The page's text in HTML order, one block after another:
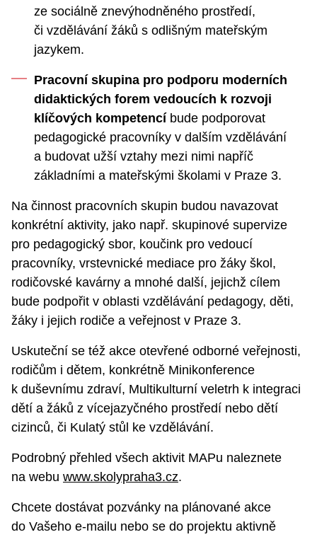
ze sociálně znevýhodněného prostředí,
či vzdělávání žáků s odlišným mateřským
jazykem.
Pracovní skupina pro podporu moderních
didaktických forem vedoucích k rozvoji
klíčových kompetencí bude podporovat
pedagogické pracovníky v dalším vzdělávání
a budovat užší vztahy mezi nimi napříč
základními a mateřskými školami v Praze 3.
Na činnost pracovních skupin budou navazovat
konkrétní aktivity, jako např. skupinové supervize
pro pedagogický sbor, koučink pro vedoucí
pracovníky, vrstevnické mediace pro žáky škol,
rodičovské kavárny a mnohé další, jejichž cílem
bude podpořit v oblasti vzdělávání pedagogy, děti,
žáky i jejich rodiče a veřejnost v Praze 3.
Uskuteční se též akce otevřené odborné veřejnosti,
rodičům i dětem, konkrétně Minikonference
k duševnímu zdraví, Multikulturní veletrh k integraci
dětí a žáků z vícejazyčného prostředí nebo dětí
cizinců, či Kulatý stůl ke vzdělávání.
Podrobný přehled všech aktivit MAPu naleznete
na webu www.skolypraha3.cz.
Chcete dostávat pozvánky na plánované akce
do Vašeho e-mailu nebo se do projektu aktivně